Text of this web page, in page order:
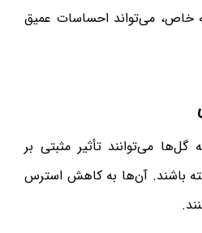
خاص، می‌تواند احساسات عمیق
گل‌ها می‌توانند تأثیر مثبتی بر
باشند. آن‌ها به کاهش استرس